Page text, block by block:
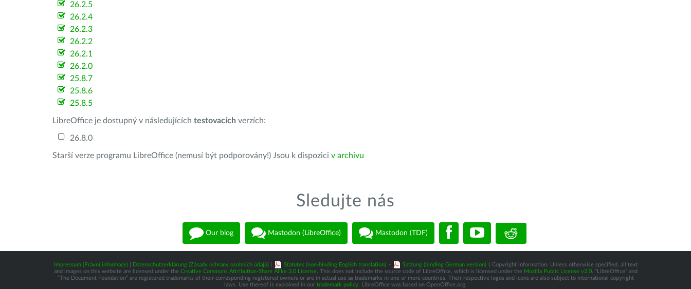
26.2.5
26.2.4
26.2.3
26.2.2
26.2.1
26.2.0
25.8.7
25.8.6
25.8.5
LibreOffice je dostupný v následujících testovacích verzích:
26.8.0
Starší verze programu LibreOffice (nemusí být podporovány!) Jsou k dispozici v archivu
Sledujte nás
Our blog Mastodon (LibreOffice) Mastodon (TDF)
Impressum (Právní informace)| Datenschutzerklärung (Zásady ochrany osobních údajů)| Statutes (non-binding English translation) - Satzung (binding German version)
| Copyright information: Unless otherwise specified, all text
and images on this website are licensed under the Creative Commons Attribution-Share Alike 3.0 License. This does not include the source code of LibreOffice, which is licensed under the Mozilla Public License v2.0. “LibreOffice” and
“The Document Foundation” are registered trademarks of their corresponding registered owners or are in actual use as trademarks in one or more countries. Their respective logos and icons are also subject to international copyright
laws. Use thereof is explained in our trademark policy . LibreOffice was based on OpenOffice.org.